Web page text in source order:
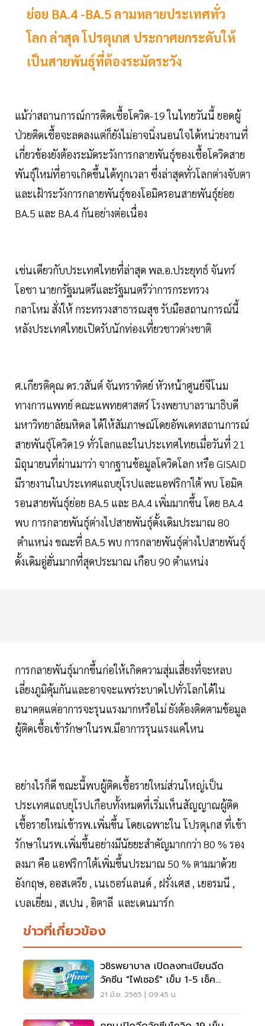
ย่อย BA.4 -BA.5 ลามหลายประเทศทั่ว
โลก ล่าสุด โปรตุเกส ประกาศยกระดับให้
เป็นสายพันธุ์ที่ต้องระมัดระวัง
แม้ว่าสถานการณ์การติดเชื้อโควิด-19 ในไทยวันนี้ ยอดผู้
ป่วยติดเชื้อจะลดลงแต่ก็ยังไม่อาจนิ่งนอนใจได้หน่วยงานที่
เกี่ยวข้องยังต้องระมัดระวังการกลายพันธุ์ของเชื้อโควิดสาย
พันธุ์ใหม่ที่อาจเกิดขึ้นได้ทุกเวลา ซึ่งล่าสุดทั่วโลกต่างจับตา
และเฝ้าระวังการกลายพันธุ์ของโอมิครอนสายพันธุ์ย่อย
BA.5 และ BA.4 กันอย่างต่อเนื่อง
เช่นเดียวกับประเทศไทยที่ล่าสุด พล.อ.ประยุทธ์ จันทร์
โอชา นายกรัฐมนตรีและรัฐมนตรีว่าการกระทรวง
กลาโหม สั่งให้ กระทรวงสาธารณสุข รับมือสถานการณ์นี้
หลังประเทศไทยเปิดรับนักท่องเที่ยวชาวต่างชาติ
ศ.เกียรติคุณ ดร.วสันต์ จันทราทิตย์ หัวหน้าศูนย์จีโนม
ทางการแพทย์ คณะแพทยศาสตร์ โรงพยาบาลรามาธิบดี
มหาวิทยาลัยมหิดล ได้ให้สัมภาษณ์โดยอัพเดทสถานการณ์
สายพันธุ์โควิด19 ทั่วโลกและในประเทศไทยเมื่อวันที่ 21
มิถุนายนที่ผ่านมาว่า จากฐานข้อมูลโควิดโลก หรือ GISAID
มีรายงานในประเทศแถบยุโรปและแอฟริกาใต้ พบ โอมิค
รอนสายพันธุ์ย่อย BA.5 และ BA.4 เพิ่มมากขึ้น โดย BA.4
พบ การกลายพันธุ์ต่างไปสายพันธุ์ดั้งเดิมประมาณ 80
ตำแหน่ง ขณะที่ BA.5 พบ การกลายพันธุ์ต่างไปสายพันธุ์
ดั้งเดิมอู่ฮั่นมากที่สุดประมาณ เกือบ 90 ตำแหน่ง
การกลายพันธุ์มากขึ้นก่อให้เกิดความสุ่มเสี่ยงที่จะหลบ
เลี่ยงภูมิคุ้มกันและอาจจะแพร่ระบาดไปทั่วโลกได้ใน
อนาคตแต่อาการจะรุนแรงมากหรือไม่ ยังต้องติดตามข้อมูล
ผู้ติดเชื้อเข้ารักษาในรพ.มีอาการรุนแรงแค่ไหน
อย่างไรก็ดี ขณะนี้พบผู้ติดเชื้อรายใหม่ส่วนใหญ่เป็น
ประเทศแถบยุโรปเกือบทั้งหมดที่เริ่มเห็นสัญญาณผู้ติด
เชื้อรายใหม่เข้ารพ.เพิ่มขึ้น โดยเฉพาะใน โปรตุเกส ที่เข้า
รักษาในรพ.เพิ่มขึ้นอย่างมีนัยยะสำคัญมากกว่า 80 % รอง
ลงมา คือ แอฟริกาใต้เพิ่มขึ้นประมาณ 50 % ตามมาด้วย
อังกฤษ, ออสเตรีย , เนเธอร์แลนด์ , ฝรั่งเศส , เยอรมนี ,
เบลเยี่ยม , สเปน , อิตาลี และเดนมาร์ก
ข่าวที่เกี่ยวข้อง
วชิรพยาบาล เปิดลงทะเบียนฉีด
วัคซีน "ไฟเซอร์" เข็ม 1-5 เช็ค
เงื่อนไขที่นี่
21 มิ.ย. 2565 | 09:45 น.